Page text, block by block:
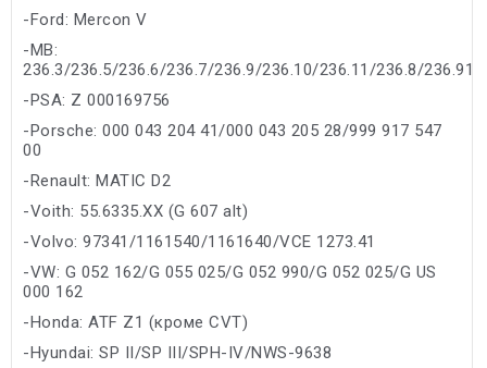
-Ford: Mercon V
-MB:
236.3/236.5/236.6/236.7/236.9/236.10/236.11/236.8/236.91
-PSA: Z 000169756
-Porsche: 000 043 204 41/000 043 205 28/999 917 547
00
-Renault: MATIC D2
-Voith: 55.6335.XX (G 607 alt)
-Volvo: 97341/1161540/1161640/VCE 1273.41
-VW: G 052 162/G 055 025/G 052 990/G 052 025/G US
000 162
-Honda: ATF Z1 (кроме CVT)
-Hyundai: SP II/SP III/SPH-IV/NWS-9638